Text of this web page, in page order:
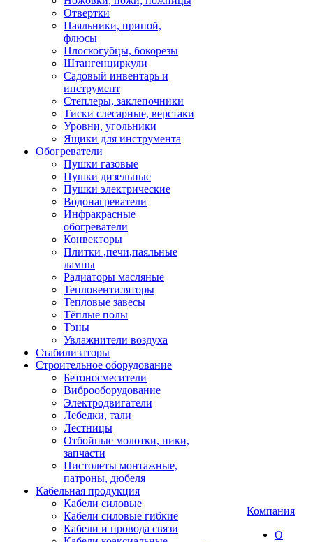
Отвертки
Паяльники, припой,
флюсы
Плоскогубцы, бокорезы
Штангенциркули
Садовый инвентарь и
инструмент
Степлеры, заклепочники
Тиски слесарные, верстаки
Уровни, угольники
Ящики для инструмента
Обогреватели
Пушки газовые
Пушки дизельные
Пушки электрические
Водонагреватели
Инфракрасные
обогреватели
Конвекторы
Плитки ,печи,паяльные
лампы
Радиаторы масляные
Тепловентиляторы
Тепловые завесы
Тёплые полы
Тэны
Увлажнители воздуха
Стабилизаторы
Строительное оборудование
Бетоносмесители
Виброоборудование
Электродвигатели
Лебедки, тали
Лестницы
Отбойные молотки, пики,
запчасти
Пистолеты монтажные,
патроны, дюбеля
Кабельная продукция
Кабели силовые
Кабели силовые гибкие
Кабели и провода связи
Компания
О